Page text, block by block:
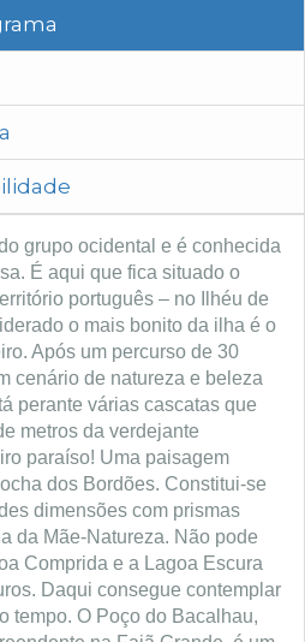
grupo ocidental e é conhecida
É aqui que fica situado o
português – no Ilhéu de
o mais bonito da ilha é o
Após um percurso de 30
cenário de natureza e beleza
perante várias cascatas que
metros da verdejante
paraíso! Uma paisagem
dos Bordões. Constitui-se
dimensões com prismas
da Mãe-Natureza. Não pode
Comprida e a Lagoa Escura
Daqui consegue contemplar
tempo. O Poço do Bacalhau,